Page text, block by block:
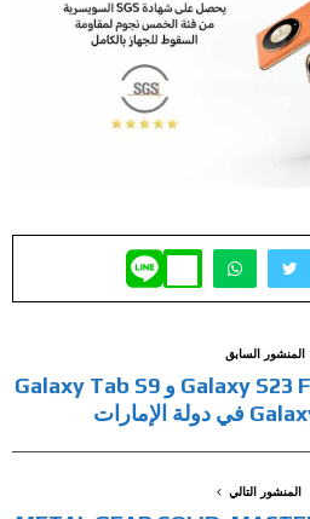
المنشور السابق
سامسونج تطلق أجهزة Galaxy S23 FE و Galaxy Tab S9
المنشور التالي